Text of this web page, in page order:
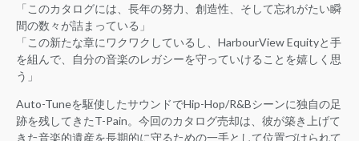
「このカタログには、長年の努力、創造性、そして忘れがたい瞬
間の数々が詰まっている」
「この新たな章にワクワクしているし、HarbourView Equityと手
を組んで、自分の音楽のレガシーを守っていけることを嬉しく思
う」
Auto-Tuneを駆使したサウンドでHip-Hop/R&Bシーンに独自の足
跡を残してきたT-Pain。今回のカタログ売却は、彼が築き上げて
きた音楽的遺産を長期的に守るための一手として位置づけられて